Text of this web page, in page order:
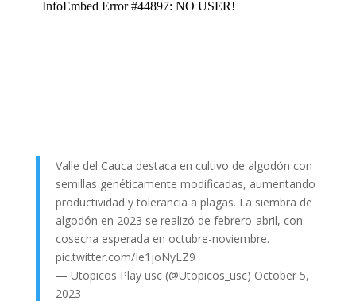
Valle del Cauca destaca en cultivo de algodón con
semillas genéticamente modificadas, aumentando
productividad y tolerancia a plagas. La siembra de
algodón en 2023 se realizó de febrero-abril, con
cosecha esperada en octubre-noviembre.
pic.twitter.com/Ie1joNyLZ9
— Utopicos Play usc (@Utopicos_usc) October 5,
2023